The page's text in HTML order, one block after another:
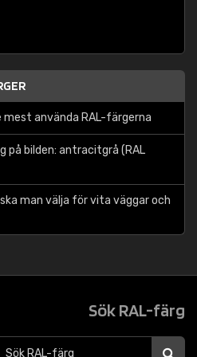
mest använda RAL-färgerna
på bilden: antracitgrå (RAL
man välja för vita väggar och
Sök RAL-färg